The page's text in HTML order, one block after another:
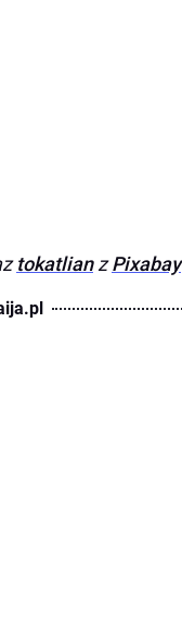
tokatlianzPixabay